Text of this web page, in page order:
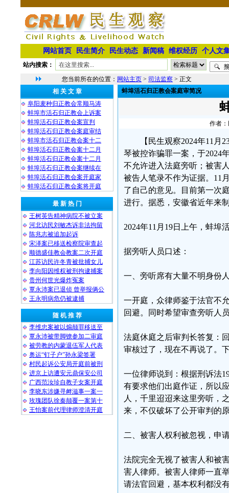
网站首页 民生简介 民生动态 新闻稿 维权经历 个人文
站内搜索：
您当前所在的位置： 网站主页 > 司法监察 > 正文
相 关 文 章
阜阳麦种归正教会常顺马涛
蚌埠市活石归正教会上诉案
蚌埠活石归正教会案宣判
蚌埠活石归正教会案庭审结
蚌埠市活石归正教会案十二
蚌埠活石归正教会案十二月
蚌埠活石归正教会案十二月
蚌埠活石归正教会案继续在
蚌埠活石归正教会案开庭家
蚌埠活石归正教会案将开庭
最 新 热 门
王树英告精神病院不被立案
河北访民刘敏杰诉非法拘留
陈兆志被追加起诉
宋泽案已移送检察院审查起
顺德盛佳教会教案二次开庭
江苏访民许冬青被批捕女儿
李向阳因维权被刑拘逮捕案
贵州何世光爆炸冤案
覃永沛案已退侦 曾举报俩公
王永明病危仍被逮捕
随 机 推 荐
李维忠案被以煽颠罪移送至
覃永沛被带脚镣参加二审庭
被劳教的内蒙退伍军人代表
奥运“钉子户”孙永梁签署
村民起诉公安局开庭前被刑
进京上访遭安元鼎保安公司
广西范汝珍自教子女案开庭
李晓东涉嫌寻衅滋事一案一
玫瑰团队徐秦颠覆一案第十
王怡案前代理律师澄清开庭
蚌埠活石归正教会案庭审简况
作者：
【民生观察2024年11
琴被控诈骗罪一案，于2024
不允许进入法庭旁听；被害
被告人笔录不作为证据。11
了自己的意见。目前第一次
进行。据悉，安徽省近年来
2024年11月19日上午，蚌埠
据旁听人员口述：
一、旁听席有大量不明身份
一开庭，众律师鉴于法官不
回避。同时希望审查旁听人
法庭休庭之后审判长答复：
审核过了，现在不再说了。
一位律师说到：根据刑诉法
有要求他们出庭作证，所以
人，千里迢迢来这里旁听，
来，不仅破坏了公开审判的
二、被害人权利被忽视，申
法院完全无视了被害人和被
害人律师。被害人律师一直
请法官回避，基本权利都没